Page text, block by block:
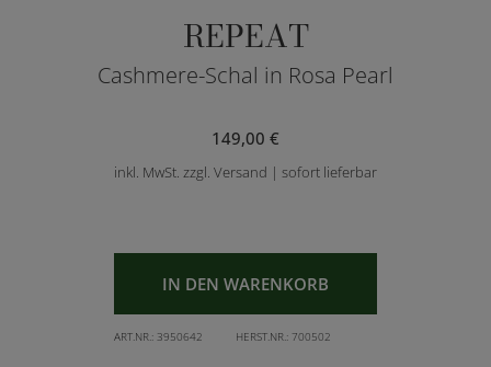
REPEAT
Cashmere-Schal in Rosa Pearl
149,00 €
inkl. MwSt. zzgl. Versand | sofort lieferbar
IN DEN WARENKORB
ART.NR.: 3950642 HERST.NR.: 700502